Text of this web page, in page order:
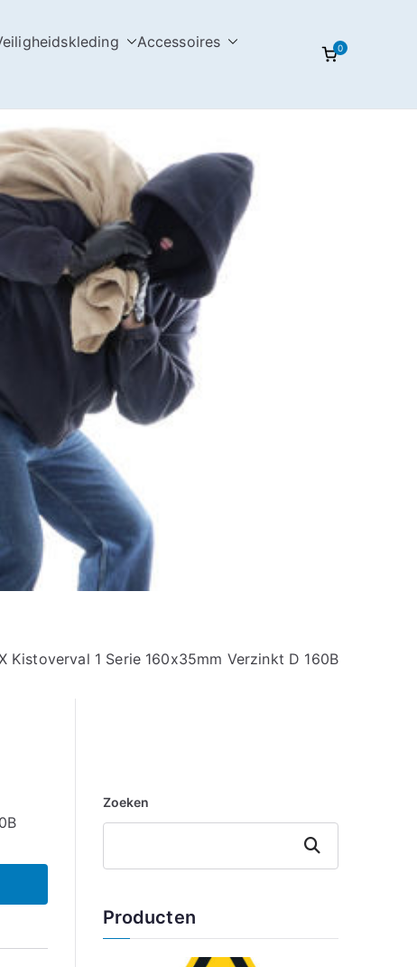
Accessoires
0
Kistoverval 1 Serie 160x35mm Verzinkt D 160B
Zoeken
Zoeken
Producten